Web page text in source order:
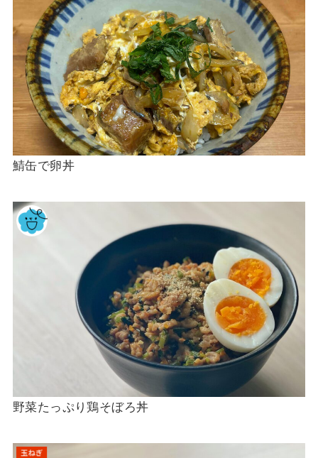
鯖缶で卵丼
野菜たっぷり鶏そぼろ丼